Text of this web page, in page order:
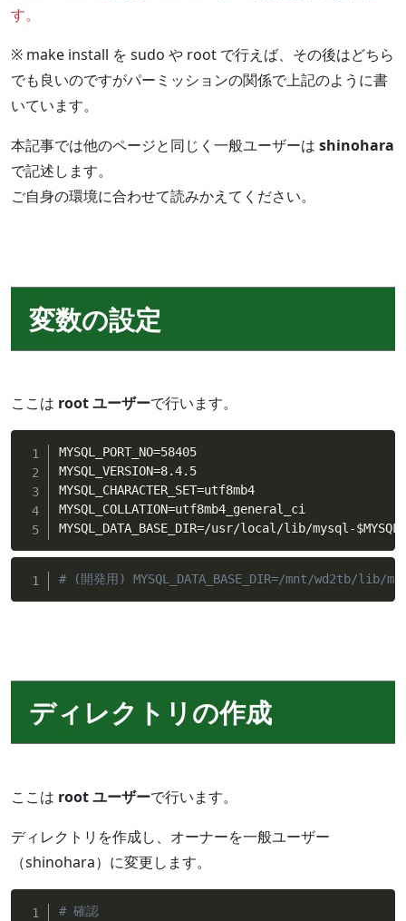
す。
※ make install を sudo や root で行えば、その後はどちら
でも良いのですがパーミッションの関係で上記のように書
いています。
本記事では他のページと同じく一般ユーザーは shinohara
で記述します。
ご自身の環境に合わせて読みかえてください。
変数の設定
ここは root ユーザーで行います。
MYSQL_PORT_NO=58405
MYSQL_VERSION=8.4.5
MYSQL_CHARACTER_SET=utf8mb4
MYSQL_COLLATION=utf8mb4_general_ci
MYSQL_DATA_BASE_DIR=/usr/local/lib/mysql-
# (開発用) MYSQL_DATA_BASE_DIR=/mnt/wd2tb/lib/
ディレクトリの作成
ここは root ユーザーで行います。
ディレクトリを作成し、オーナーを一般ユーザー
（shinohara）に変更します。
# 確認